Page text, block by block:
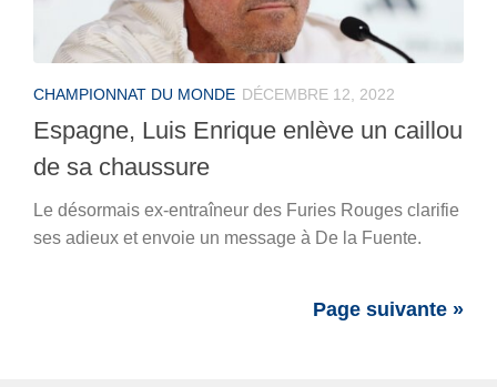
CHAMPIONNAT DU MONDE DÉCEMBRE 12, 2022
Espagne, Luis Enrique enlève un caillou
de sa chaussure
Le désormais ex-entraîneur des Furies Rouges clarifie
ses adieux et envoie un message à De la Fuente.
Page suivante »